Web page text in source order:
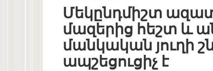
Մեկընդմիշտ
մազերից հեշտ և
մանկական յուղի
ապշեցուցիչ է